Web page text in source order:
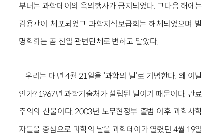
부터는 과학데이의 옥외행사가 금지되었다. 그다음 해에는
김용관이 체포되었고 과학지식보급회는 해체되었으며 발
명학회는 곧 친일 관변단체로 변하고 말았다.
우리는 매년 4월 21일을 ‘과학의 날’로 기념한다. 왜 이날
인가? 1967년 과학기술처가 설립된 날이기 때문이다. 관료
주의의 산물이다. 2003년 노무현정부 출범 이후 과학사학
자들을 중심으로 과학의 날을 과학데이가 열렸던 4월 19일